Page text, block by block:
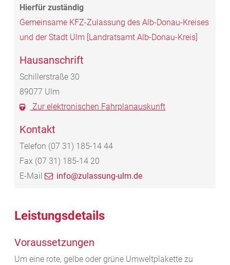
Gemeinsame KFZ-Zulassung des Alb-Donau-Kreises
und der Stadt Ulm [Landratsamt Alb-Donau-Kreis]
Hausanschrift
Schillerstraße 30
89077 Ulm
Zur elektronischen Fahrplanauskunft
Kontakt
Telefon (07 31) 185-14 44
Fax (07 31) 185-14 20
E-Mail
info@zulassung-ulm.de
Leistungsdetails
Voraussetzungen
Um eine rote, gelbe oder grüne Umweltplakette zu